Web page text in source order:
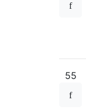
55